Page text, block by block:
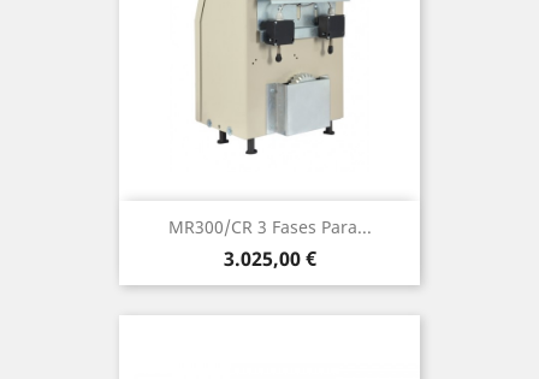
MR300/CR 3 Fases Para...
Precio
3.025,00 €